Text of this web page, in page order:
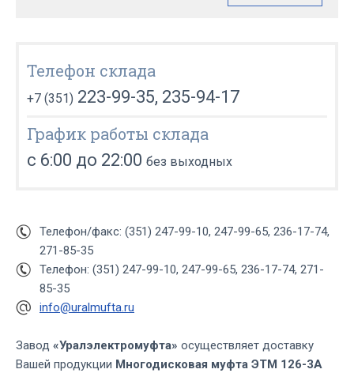
Телефон склада
+7 (351) 223-99-35, 235-94-17
График работы склада
с 6:00 до 22:00 без выходных
Телефон/факс: (351) 247-99-10, 247-99-65, 236-17-74,
271-85-35
Телефон: (351) 247-99-10, 247-99-65, 236-17-74, 271-
85-35
info@uralmufta.ru
Завод «Уралэлектромуфта» осуществляет доставку
Вашей продукции Многодисковая муфта ЭТМ 126-3А